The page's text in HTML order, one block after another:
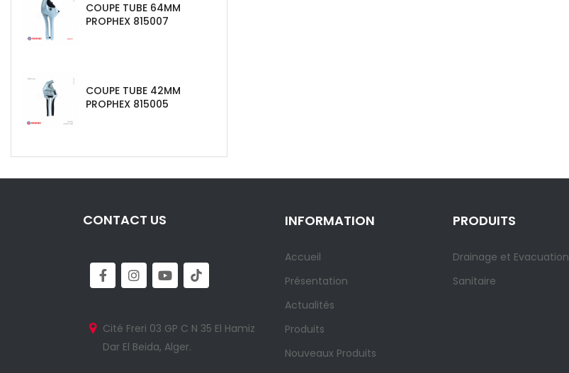
COUPE TUBE 64MM
PROPHEX 815007
COUPE TUBE 42MM
PROPHEX 815005
CONTACT US
Cité Freri 03 GP C N 35 El Hamiz
Dar El Beida, Alger.
INFORMATION
Accueil
Présentation
Actualités
Produits
Nouveaux Produits
PRODUITS
Drainage et Evacuation
Sanitaire